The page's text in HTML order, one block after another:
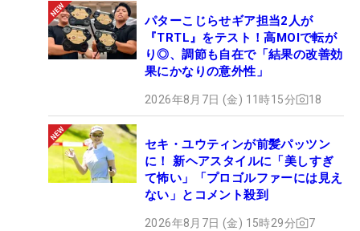
パターこじらせギア担当2人が
『TRTL』をテスト！高MOIで転が
り◎、調節も自在で「結果の改善効
果にかなりの意外性」
2026年8月7日 (金) 11時15分 18
セキ・ユウティンが前髪パッツン
に！ 新ヘアスタイルに「美しすぎ
て怖い」「プロゴルファーには見え
ない」とコメント殺到
2026年8月7日 (金) 15時29分 7